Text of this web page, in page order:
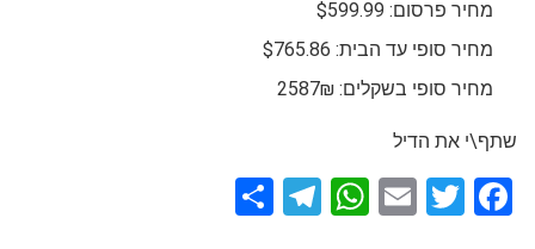
מחיר פרסום: $599.99
מחיר סופי עד הבית: $765.86
מחיר סופי בשקלים: 2587₪
שתף\י את הדיל
F
T
E
W
T